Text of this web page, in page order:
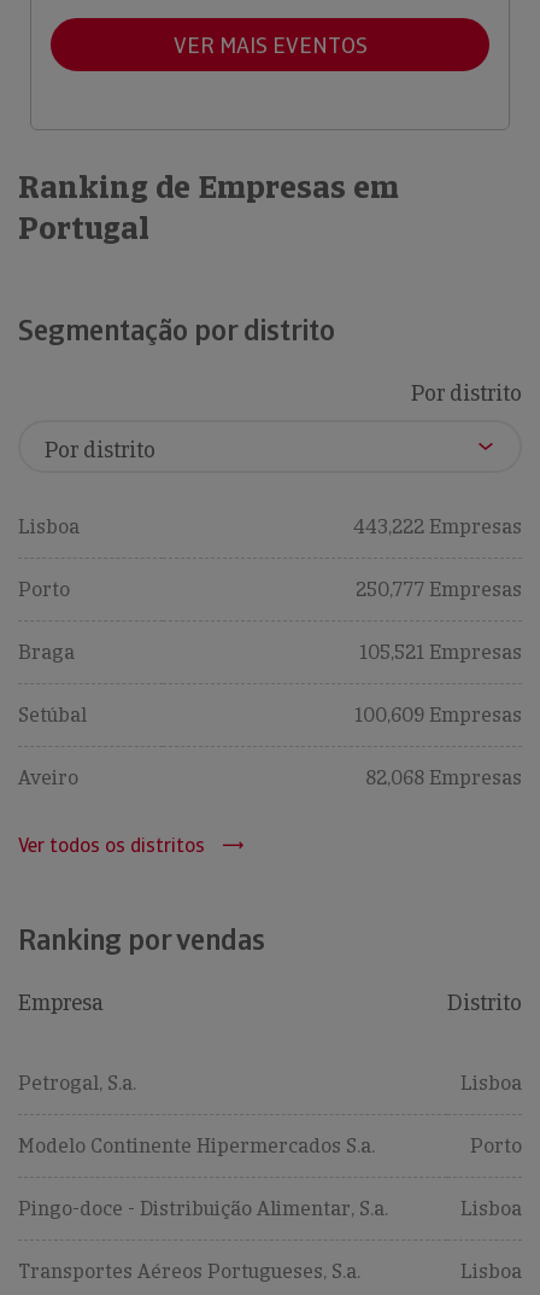
VER MAIS EVENTOS
Ranking de Empresas em
Portugal
Segmentação por distrito
Por distrito
Lisboa 443,222 Empresas
Porto 250,777 Empresas
Braga 105,521 Empresas
Setúbal 100,609 Empresas
Aveiro 82,068 Empresas
Ver todos os distritos
Ranking por vendas
Empresa Distrito
Petrogal, S.a. Lisboa
Modelo Continente Hipermercados S.a. Porto
Pingo-doce - Distribuição Alimentar, S.a. Lisboa
Transportes Aéreos Portugueses, S.a. Lisboa